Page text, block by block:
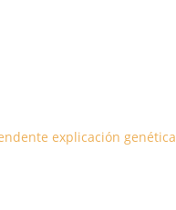
explicación genética